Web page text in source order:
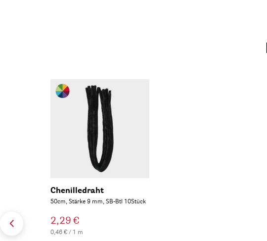
Chenilledraht
50cm, Stärke 9 mm, SB-Btl 10Stück
2,29 €
0,46 € / 1 m